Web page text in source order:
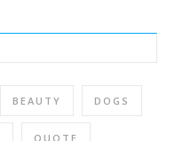
BEAUTY DOGS
QUOTE